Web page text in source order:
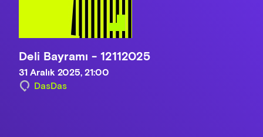
Deli Bayramı - 12112025
31 Aralık 2025, 21:00
DasDas